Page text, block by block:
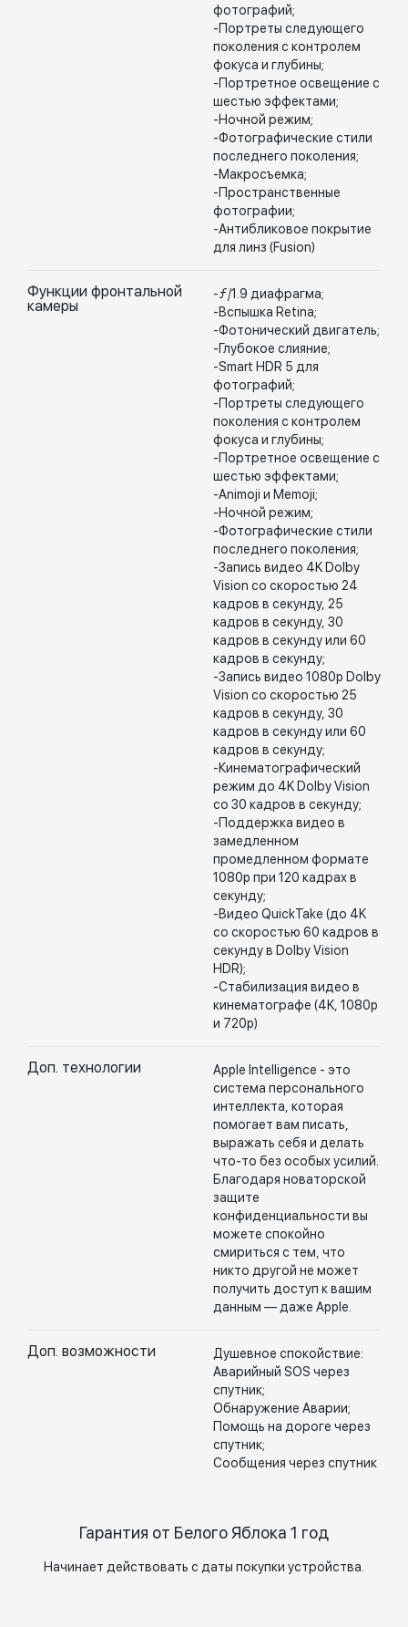
фотографий;
-Портреты следующего
поколения с контролем
фокуса и глубины;
-Портретное освещение с
шестью эффектами;
-Ночной режим;
-Фотографические стили
последнего поколения;
-Макросъемка;
-Пространственные
фотографии;
-Антибликовое покрытие
для линз (Fusion)
Функции фронтальной
камеры
-ƒ/1.9 диафрагма;
-Вспышка Retina;
-Фотонический двигатель;
-Глубокое слияние;
-Smart HDR 5 для
фотографий;
-Портреты следующего
поколения с контролем
фокуса и глубины;
-Портретное освещение с
шестью эффектами;
-Animoji и Memoji;
-Ночной режим;
-Фотографические стили
последнего поколения;
-Запись видео 4K Dolby
Vision со скоростью 24
кадров в секунду, 25
кадров в секунду, 30
кадров в секунду или 60
кадров в секунду;
-Запись видео 1080p Dolby
Vision со скоростью 25
кадров в секунду, 30
кадров в секунду или 60
кадров в секунду;
-Кинематографический
режим до 4K Dolby Vision
со 30 кадров в секунду;
-Поддержка видео в
замедленном
промедленном формате
1080p при 120 кадрах в
секунду;
-Видео QuickTake (до 4K
со скоростью 60 кадров в
секунду в Dolby Vision
HDR);
-Стабилизация видео в
кинематографе (4K, 1080p
и 720p)
Доп. технологии
Apple Intelligence - это
система персонального
интеллекта, которая
помогает вам писать,
выражать себя и делать
что-то без особых усилий.
Благодаря новаторской
защите
конфиденциальности вы
можете спокойно
смириться с тем, что
никто другой не может
получить доступ к вашим
данным — даже Apple.
Доп. возможности
Душевное спокойствие:
Аварийный SOS через
спутник;
Обнаружение Аварии;
Помощь на дороге через
спутник;
Сообщения через спутник
Гарантия от Белого Яблока 1 год
Начинает действовать с даты покупки устройства.